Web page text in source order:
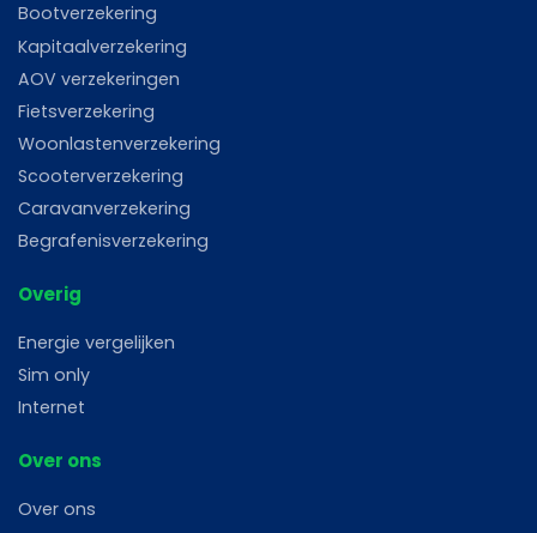
Bootverzekering
Kapitaalverzekering
AOV verzekeringen
Fietsverzekering
Woonlastenverzekering
Scooterverzekering
Caravanverzekering
Begrafenisverzekering
Overig
Energie vergelijken
Sim only
Internet
Over ons
Over ons